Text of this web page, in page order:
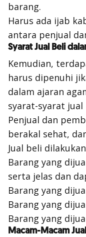
barang.
Harus ada ijab
antara penjual
Syarat Jual Beli
Kemudian,
harus dipenuhi
dalam ajaran
syarat-syarat jual
Penjual dan
berakal sehat,
Jual beli
Barang yang
serta jelas dan
Barang yang
Barang yang
Barang yang
Macam-Macam